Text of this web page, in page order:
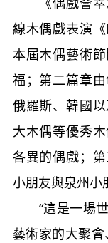
線木偶戲表演
本屆木偶藝術
福；第二篇章
俄羅斯、韓國
大木偶等優秀
各異的偶戲；
小朋友與泉州小
“這是一場世
藝術家的大聚